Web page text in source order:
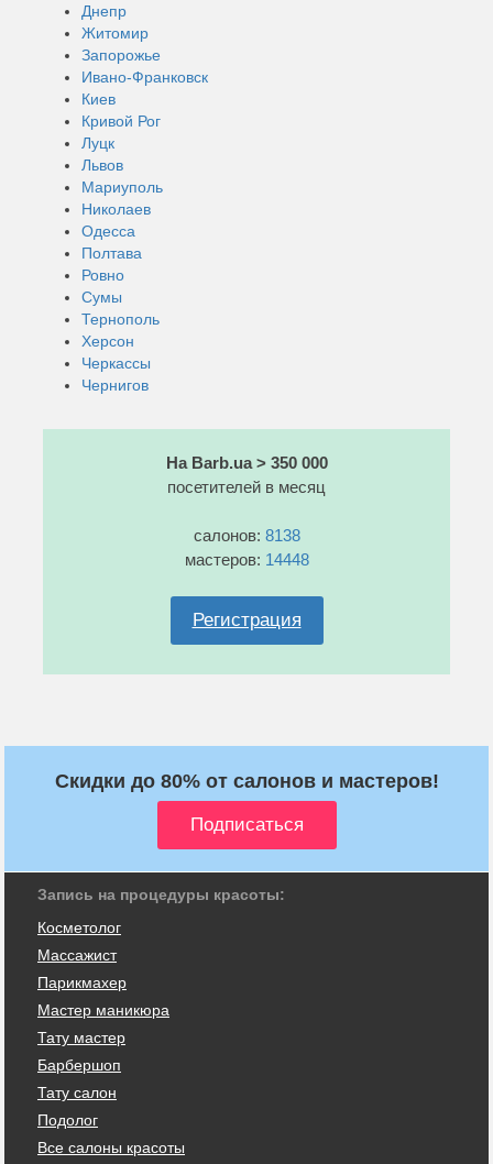
Днепр
Житомир
Запорожье
Ивано-Франковск
Киев
Кривой Рог
Луцк
Львов
Мариуполь
Николаев
Одесса
Полтава
Ровно
Сумы
Тернополь
Херсон
Черкассы
Чернигов
На Barb.ua > 350 000
посетителей в месяц
салонов: 8138
мастеров: 14448
Регистрация
Скидки до 80% от салонов и мастеров!
Запись на процедуры красоты:
Косметолог
Массажист
Парикмахер
Мастер маникюра
Тату мастер
Барбершоп
Тату салон
Подолог
Все салоны красоты